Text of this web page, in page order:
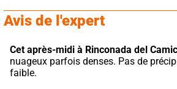
Avis de l'expert
Cet après-midi à Rinconada del
nuageux parfois denses. Pas de
faible.